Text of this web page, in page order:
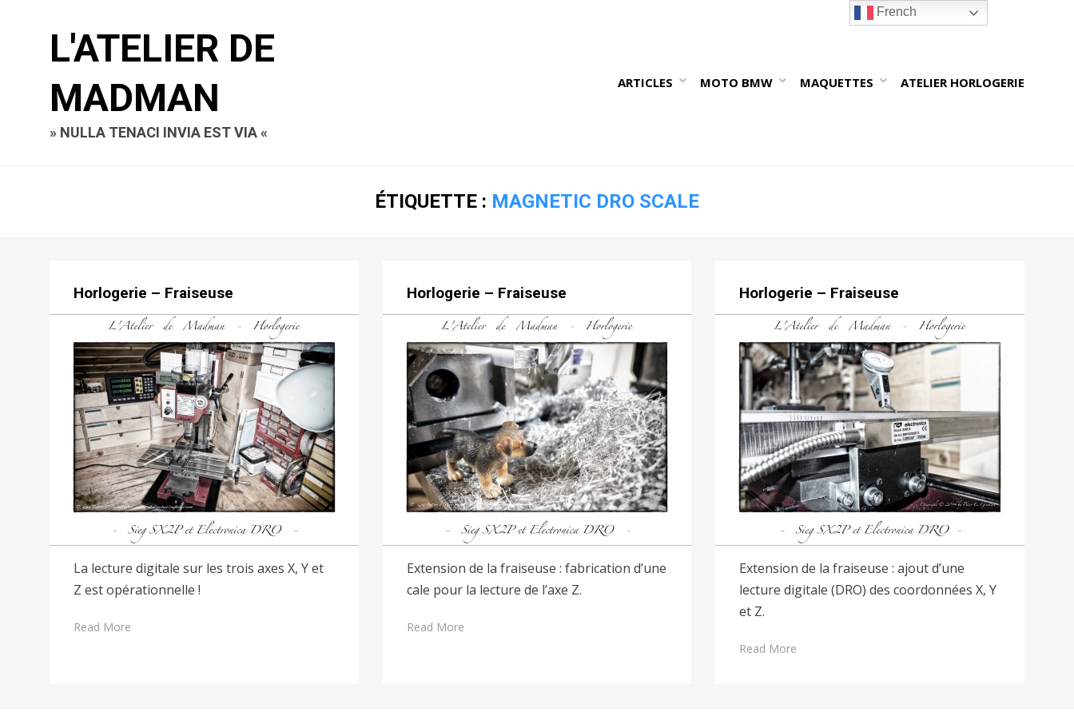
L'ATELIER DE
MADMAN
» NULLA TENACI INVIA EST VIA «
ARTICLES MOTO BMW MAQUETTES ATELIER HORLOGERIE
ÉTIQUETTE : MAGNETIC DRO SCALE
Horlogerie – Fraiseuse
La lecture digitale sur les trois axes X, Y et
Z est opérationnelle !
Read More
Horlogerie – Fraiseuse
Extension de la fraiseuse : fabrication d’une
cale pour la lecture de l’axe Z.
Read More
Horlogerie – Fraiseuse
Extension de la fraiseuse : ajout d’une
lecture digitale (DRO) des coordonnées X, Y
et Z.
Read More
French